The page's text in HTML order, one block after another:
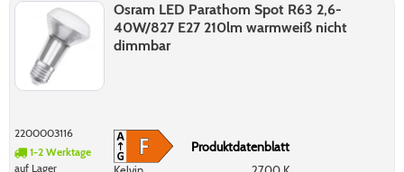
Osram LED Parathom Spot R63 2,6-
40W/827 E27 210lm warmweiß nicht
dimmbar
2200003116
1-2 Werktage
auf Lager
Produktdatenblatt